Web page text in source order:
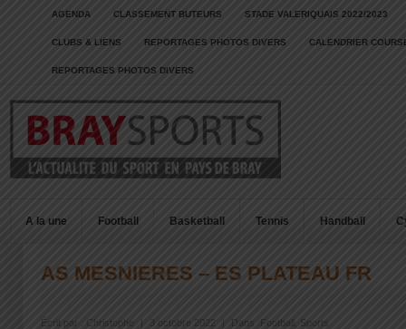
AGENDA CLASSEMENT BUTEURS STADE VALERIQUAIS 2022/2023
CLUBS & LIENS REPORTAGES PHOTOS DIVERS CALENDRIER
REPORTAGES PHOTOS DIVERS
A la une Football Basketball Tennis Handball
AS MESNIERES – ES PLATEAU FR
Écrit par : Christophe 3 octobre 2022 Dans : Football Sports